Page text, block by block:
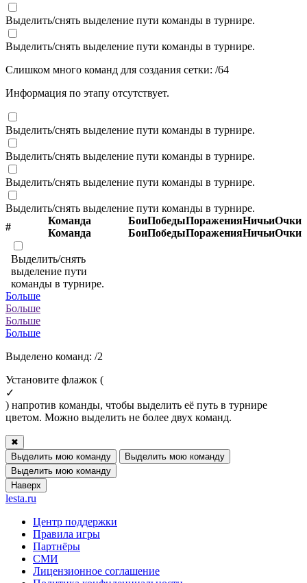
Выделить/снять выделение пути команды в турнире.
Выделить/снять выделение пути команды в турнире.
Слишком много команд для создания сетки: /64
Информация по этапу отсутствует.
Выделить/снять выделение пути команды в турнире.
Выделить/снять выделение пути команды в турнире.
Выделить/снять выделение пути команды в турнире.
Выделить/снять выделение пути команды в турнире.
#
Команда
Команда
Бои
Бои
Победы
Победы
Поражения
Поражения
Ничьи
Ничьи
Очки
Очки
Выделить/снять
выделение пути
команды в турнире.
Больше
Больше
Больше
Больше
Выделено команд: /2
Установите флажок (
✓
) напротив команды, чтобы выделить её путь в турнире
цветом. Можно выделить не более двух команд.
✖
Выделить мою команду
Выделить мою команду
Выделить мою команду
Наверх
lesta.ru
Центр поддержки
Правила игры
Партнёры
СМИ
Лицензионное соглашение